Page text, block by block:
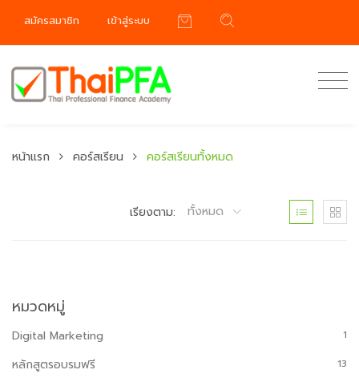
สมัครสมาชิก เข้าสู่ระบบ
หน้าแรก คอร์สเรียน คอร์สเรียนทั้งหมด
เรียงตาม: ทั้งหมด
หมวดหมู่
Digital Marketing 1
หลักสูตรอบรมฟรี 13